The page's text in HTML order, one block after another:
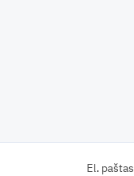
El. paštas